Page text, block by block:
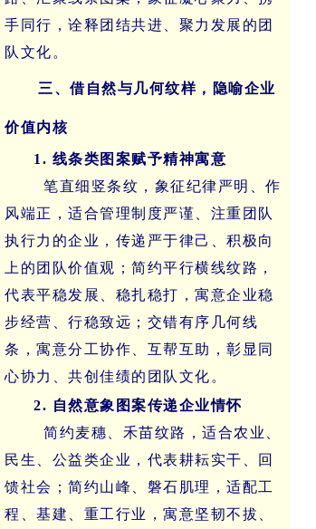
手同行，诠释团结共进、聚力发展的团
队文化。
三、借自然与几何纹样，隐喻企业
价值内核
1. 线条类图案赋予精神寓意
笔直细竖条纹，象征纪律严明、作
风端正，适合管理制度严谨、注重团队
执行力的企业，传递严于律己、积极向
上的团队价值观；简约平行横线纹路，
代表平稳发展、稳扎稳打，寓意企业稳
步经营、行稳致远；交错有序几何线
条，寓意分工协作、互帮互助，彰显同
心协力、共创佳绩的团队文化。
2. 自然意象图案传递企业情怀
简约麦穗、禾苗纹路，适合农业、
民生、公益类企业，代表耕耘实干、回
馈社会；简约山峰、磐石肌理，适配工
程、基建、重工行业，寓意坚韧不拔、